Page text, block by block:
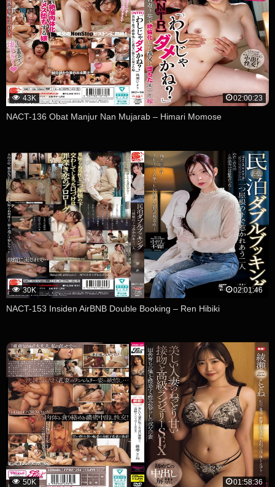
43K 02:00:23
NACT-136 Obat Manjur Nan Mujarab – Himari Momose
30K 02:01:46
NACT-153 Insiden AirBNB Double Booking – Ren Hibiki
50K 01:58:36